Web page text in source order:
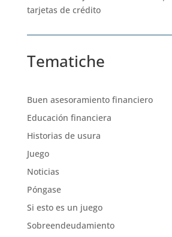
tarjetas de crédito
Tematiche
Buen asesoramiento financiero
Educación financiera
Historias de usura
Juego
Noticias
Póngase
Si esto es un juego
Sobreendeudamiento